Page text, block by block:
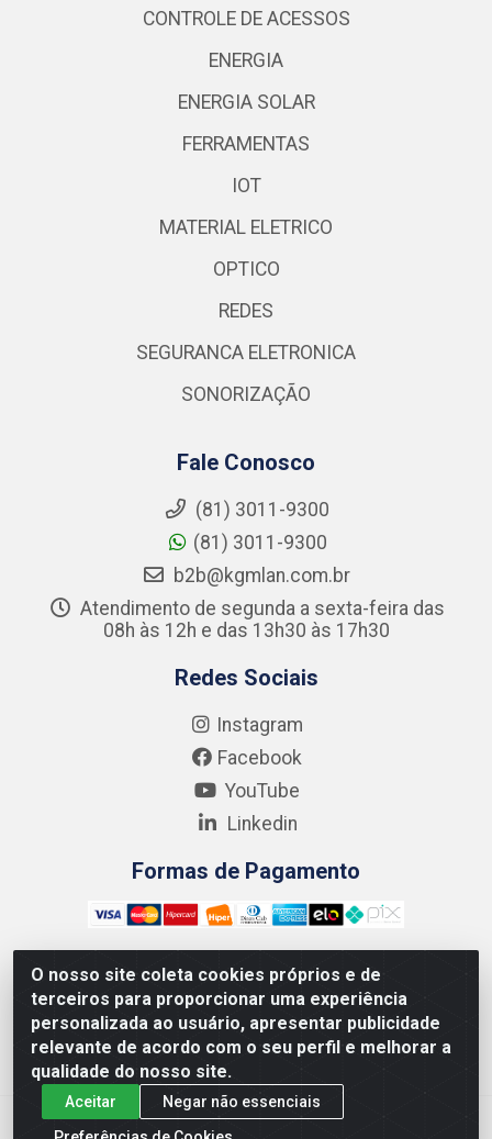
O nosso site coleta cookies próprios e de
terceiros para proporcionar uma experiência
personalizada ao usuário, apresentar publicidade
relevante de acordo com o seu perfil e melhorar a
qualidade do nosso site.
Aceitar
Negar não essenciais
CONTROLE DE ACESSOS
ENERGIA
ENERGIA SOLAR
FERRAMENTAS
IOT
MATERIAL ELETRICO
OPTICO
REDES
SEGURANCA ELETRONICA
SONORIZAÇÃO
Fale Conosco
(81) 3011-9300
(81) 3011-9300
b2b@kgmlan.com.br
Atendimento de segunda a sexta-feira das
08h às 12h e das 13h30 às 17h30
Redes Sociais
Instagram
Facebook
YouTube
Linkedin
Formas de Pagamento
Kgmlan Distribuidora LTDA - CNPJ 18.217.682/0001-54 -
Rua Pedro de Barros Cavalcante, 58 - Bultrins, Olinda/PE
- CEP 53320-110